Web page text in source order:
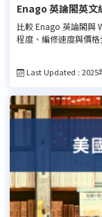
Enago 英論閣英
心得
比較 Enago 英論閣與
程度、編修速度與價
Last Updated : 2025